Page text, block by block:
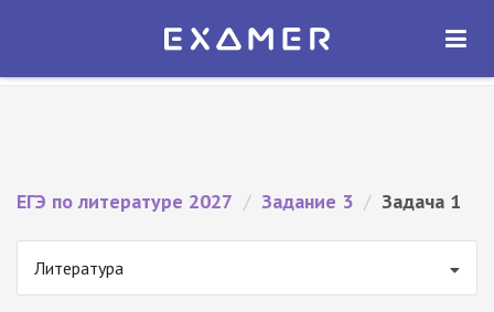
Экзамер — ЕГЭ 2027
ОТКРЫТЬ
ЕГЭ по литературе 2027 / Задание 3 / Задача 1
Литература